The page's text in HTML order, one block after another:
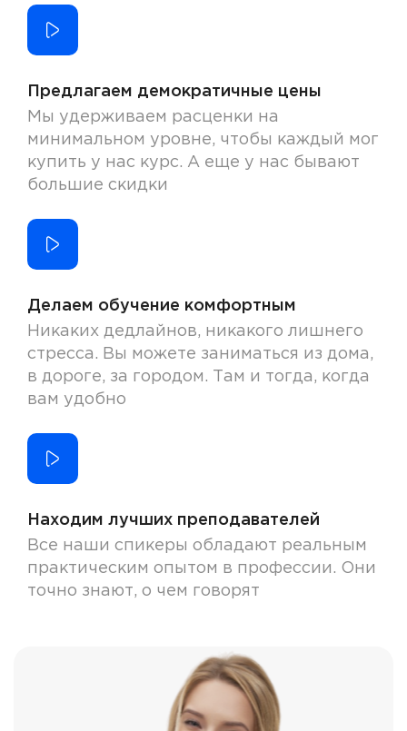
Предлагаем демократичные цены
Мы удерживаем расценки на
минимальном уровне, чтобы каждый мог
купить у нас курс. А еще у нас бывают
большие скидки
Делаем обучение комфортным
Никаких дедлайнов, никакого лишнего
стресса. Вы можете заниматься из дома,
в дороге, за городом. Там и тогда, когда
вам удобно
Находим лучших преподавателей
Все наши спикеры обладают реальным
практическим опытом в профессии. Они
точно знают, о чем говорят